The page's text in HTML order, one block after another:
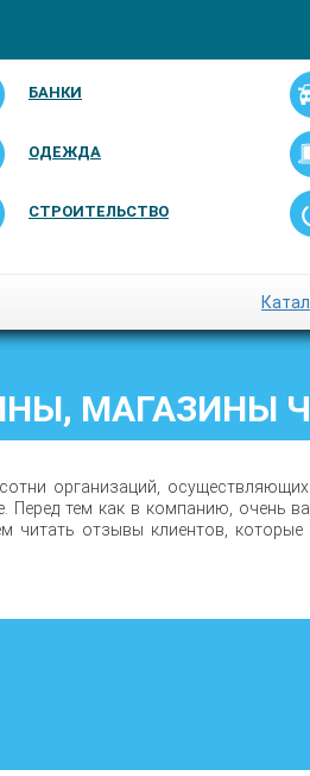
БАНКИ
ОДЕЖДА
СТРОИТЕЛЬСТВО
МАГАЗИНЫ
организаций,
Перед тем как в компанию, очень
читать отзывы клиентов,